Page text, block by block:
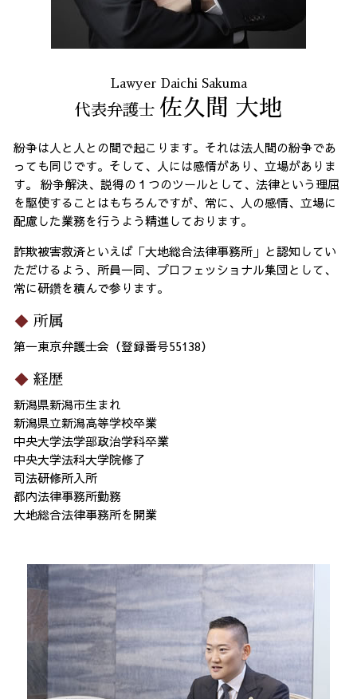
Lawyer Daichi Sakuma
代表弁護士 佐久間 大地
紛争は人と人との間で起こります。それは法人間の紛争であ
っても同じです。そして、人には感情があり、立場がありま
す。 紛争解決、説得の１つのツールとして、法律という理屈
を駆使することはもちろんですが、常に、人の感情、立場に
配慮した業務を行うよう精進しております。
詐欺被害救済といえば「大地総合法律事務所」と認知してい
ただけるよう、所員一同、プロフェッショナル集団として、
常に研鑽を積んで参ります。
所属
第一東京弁護士会（登録番号55138）
経歴
新潟県新潟市生まれ
新潟県立新潟高等学校卒業
中央大学法学部政治学科卒業
中央大学法科大学院修了
司法研修所入所
都内法律事務所勤務
大地総合法律事務所を開業